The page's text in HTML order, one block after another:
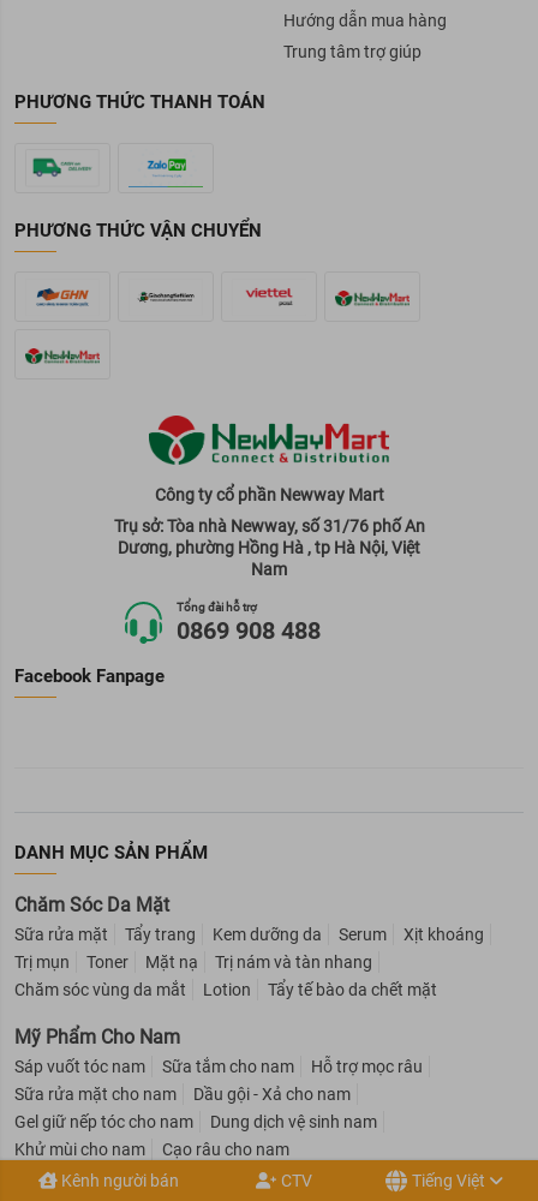
Kênh người bán CTV Tiếng Việt
Hướng dẫn mua hàng
Trung tâm trợ giúp
PHƯƠNG THỨC THANH TOÁN
PHƯƠNG THỨC VẬN CHUYỂN
Công ty cổ phần Newway Mart
Trụ sở: Tòa nhà Newway, số 31/76 phố An
Dương, phường Hồng Hà , tp Hà Nội, Việt
Nam
Tổng đài hỗ trợ
0869 908 488
Facebook Fanpage
DANH MỤC SẢN PHẨM
Chăm Sóc Da Mặt
Sữa rửa mặt Tẩy trang Kem dưỡng da Serum
Xịt khoáng
Trị mụn
Toner Mặt nạ
Trị nám và tàn nhang
Chăm sóc vùng da mắt
Lotion Tẩy tế bào da chết mặt
Mỹ Phẩm Cho Nam
Sáp vuốt tóc nam Sữa tắm cho nam
Hỗ trợ mọc râu
Sữa rửa mặt cho nam
Dầu gội - Xả cho nam
Gel giữ nếp tóc cho nam
Dung dịch vệ sinh nam
Khử mùi cho nam
Cạo râu cho nam